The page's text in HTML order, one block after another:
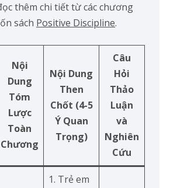
thêm chi tiết từ các chương
sách Positive Discipline.
Nội
Dung
Tóm
Lược
Toàn
Chương
Nội Dung
Then
Chốt (4-5
Ý Quan
Trọng)
Câu
Hỏi
Thảo
Luận
và
Nghiên
Cứu
1. Trẻ em